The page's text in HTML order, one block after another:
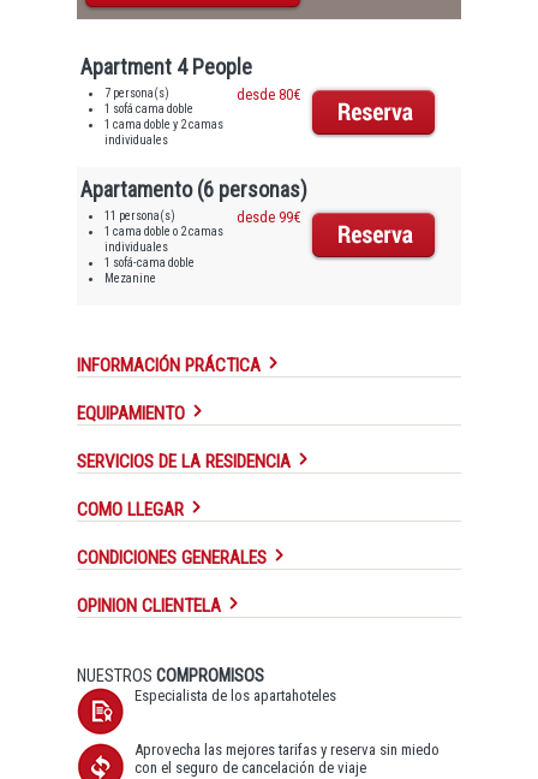
Apartment 4 People
7 persona(s)
1 sofá cama doble
1 cama doble y 2 camas
individuales
desde 80€
Apartamento (6 personas)
11 persona(s)
1 cama doble o 2 camas
individuales
1 sofá-cama doble
Mezanine
desde 99€
INFORMACIÓN PRÁCTICA
EQUIPAMIENTO
SERVICIOS DE LA RESIDENCIA
COMO LLEGAR
CONDICIONES GENERALES
OPINION CLIENTELA
NUESTROS COMPROMISOS
Especialista de los apartahoteles
Aprovecha las mejores tarifas y reserva sin miedo
con el seguro de cancelación de viaje